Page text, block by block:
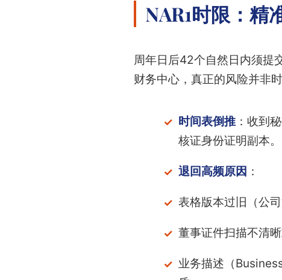
NAR1时限：精
周年日后42个自然日内须提
财务中心，真正的风险并非
时间表倒推：收到
核证身份证明副本。
退回高频原因 ：
表格版本过旧（公
董事证件扫描不清
业务描述（